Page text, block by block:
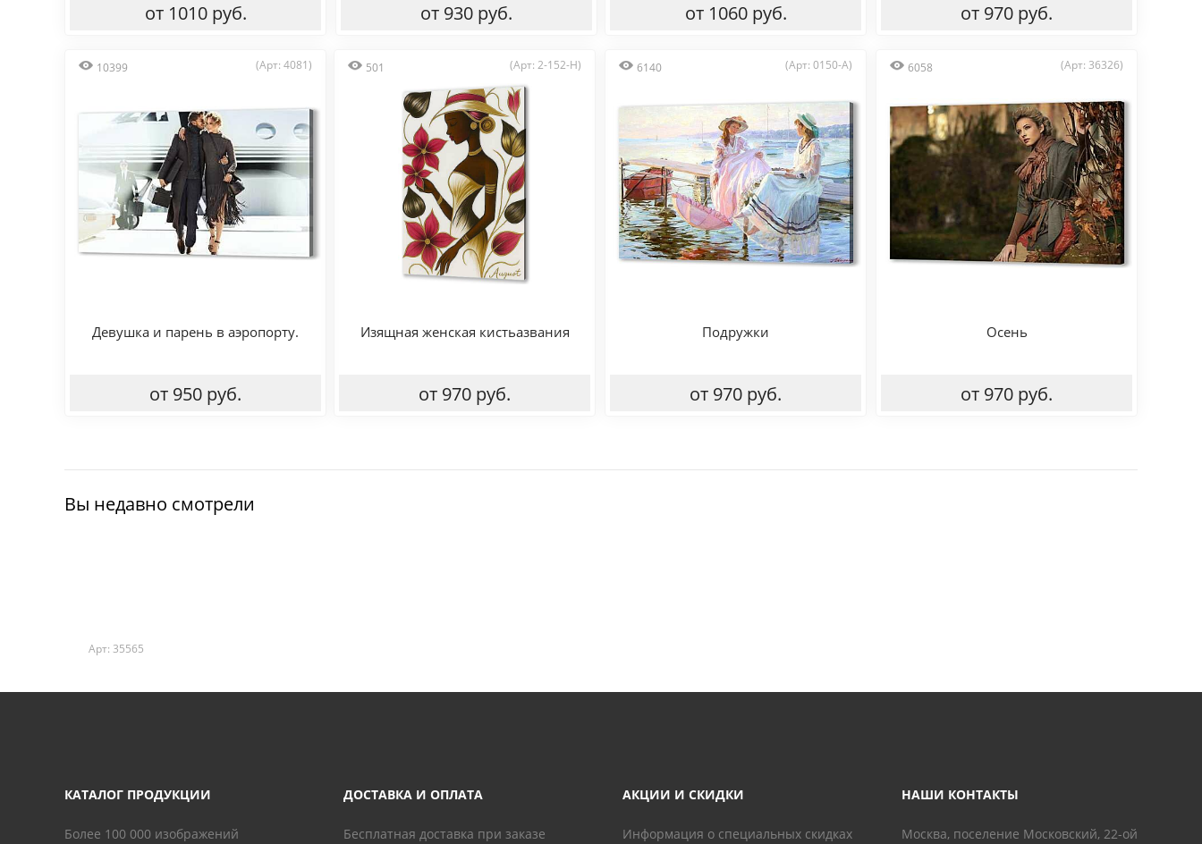
от 1010 руб. от 930 руб. от 1060 руб. от 970 руб.
10399 (Арт: 4081)
Девушка и парень в аэропорту.
от 950 руб.
501 (Арт: 2-152-H)
Изящная женская кистьазвания
от 970 руб.
6140 (Арт: 0150-A)
Подружки
от 970 руб.
6058 (Арт: 36326)
Осень
от 970 руб.
Вы недавно смотрели
Арт: 35565
КАТАЛОГ ПРОДУКЦИИ
Более 100 000 изображений
ДОСТАВКА И ОПЛАТА
Бесплатная доставка при заказе
АКЦИИ И СКИДКИ
Информация о специальных скидках
НАШИ КОНТАКТЫ
Москва, поселение Московский, 22-ой